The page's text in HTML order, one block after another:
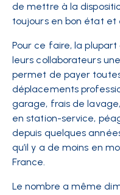
de mettre à la
toujours en bon état
Pour ce faire, la
leurs collaborateurs une
permet de payer
déplacements
garage, frais de
en station-service,
depuis quelques
qu’il y a de moins en
France.
Le nombre a même